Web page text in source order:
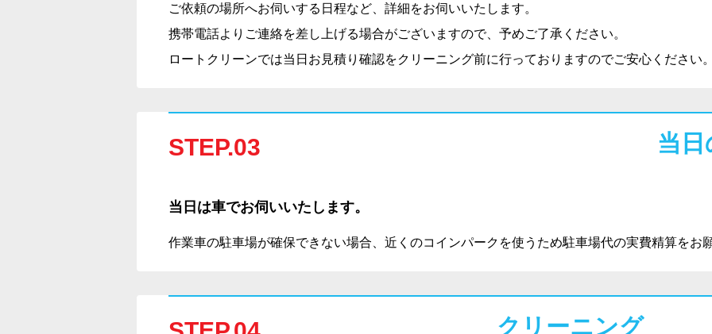
ご依頼の場所へお伺いする日程など、詳細をお伺いいたします。
携帯電話よりご連絡を差し上げる場合がございますので、予めご了承ください。
ロートクリーンでは当日お見積り確認をクリーニング前に行っておりますのでご安心ください
STEP.03 当
当日は車でお伺いいたします。
作業車の駐車場が確保できない場合、近くのコインパークを使うため駐車場代の実費精算をお
クリーニング